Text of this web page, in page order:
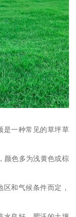
是一种常见的草坪草
颜色多为浅黄色或棕
和气候条件而定，